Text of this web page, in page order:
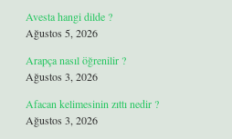
Avesta hangi dilde ?
Ağustos 5, 2026
Arapça nasıl öğrenilir ?
Ağustos 3, 2026
Afacan kelimesinin zıttı nedir ?
Ağustos 3, 2026